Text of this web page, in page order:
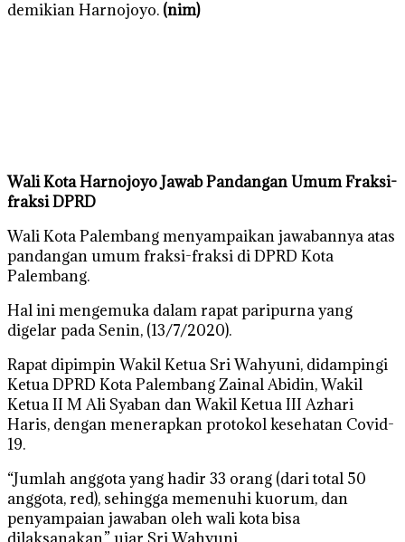
demikian Harnojoyo. (nim)
Wali Kota Harnojoyo Jawab Pandangan Umum Fraksi-
fraksi DPRD
Wali Kota Palembang menyampaikan jawabannya atas
pandangan umum fraksi-fraksi di DPRD Kota
Palembang.
Hal ini mengemuka dalam rapat paripurna yang
digelar pada Senin, (13/7/2020).
Rapat dipimpin Wakil Ketua Sri Wahyuni, didampingi
Ketua DPRD Kota Palembang Zainal Abidin, Wakil
Ketua II M Ali Syaban dan Wakil Ketua III Azhari
Haris, dengan menerapkan protokol kesehatan Covid-
19.
“Jumlah anggota yang hadir 33 orang (dari total 50
anggota, red), sehingga memenuhi kuorum, dan
penyampaian jawaban oleh wali kota bisa